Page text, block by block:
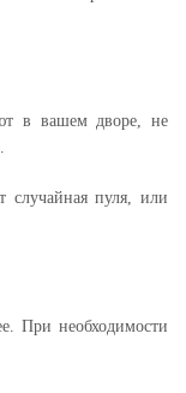
в вашем дворе, не
случайная пуля, или
При необходимости